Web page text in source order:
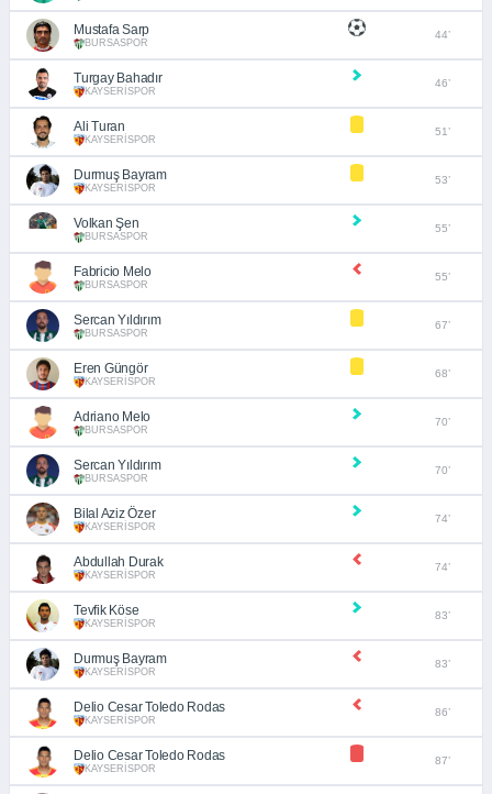
Mustafa Sarp
BURSASPOR
44’
Turgay Bahadır
KAYSERİSPOR
46’
Ali Turan
KAYSERİSPOR
51’
Durmuş Bayram
KAYSERİSPOR
53’
Volkan Şen
BURSASPOR
55’
Fabricio Melo
BURSASPOR
55’
Sercan Yıldırım
BURSASPOR
67’
Eren Güngör
KAYSERİSPOR
68’
Adriano Melo
BURSASPOR
70’
Sercan Yıldırım
BURSASPOR
70’
Bilal Aziz Özer
KAYSERİSPOR
74’
Abdullah Durak
KAYSERİSPOR
74’
Tevfik Köse
KAYSERİSPOR
83’
Durmuş Bayram
KAYSERİSPOR
83’
Delio Cesar Toledo Rodas
KAYSERİSPOR
86’
Delio Cesar Toledo Rodas
KAYSERİSPOR
87’